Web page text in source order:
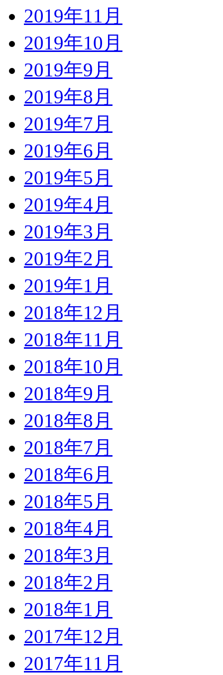
2019年11月
2019年10月
2019年9月
2019年8月
2019年7月
2019年6月
2019年5月
2019年4月
2019年3月
2019年2月
2019年1月
2018年12月
2018年11月
2018年10月
2018年9月
2018年8月
2018年7月
2018年6月
2018年5月
2018年4月
2018年3月
2018年2月
2018年1月
2017年12月
2017年11月